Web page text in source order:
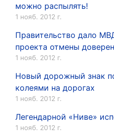
можно распылять!
1 нояб. 2012 г.
Правительство дало
проекта отмены
1 нояб. 2012 г.
Новый дорожный знак
колеями на дорогах
1 нояб. 2012 г.
Легендарной «Ниве»
1 нояб. 2012 г.